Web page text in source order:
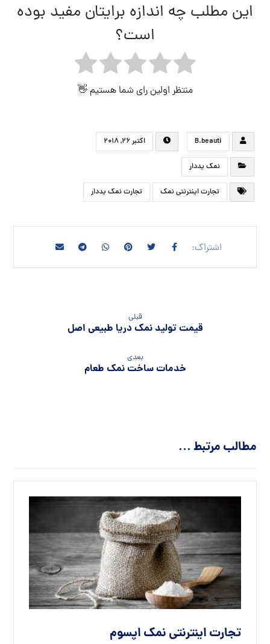
این مطلب چه اندازه برایتان مفید بوده
است؟
منتظر اولین رای شما هستیم 👋
B.beauti اکتبر ۲۶, ۲۰۱۸
نمک یددار
تجارت اینترنتی نمک تجارت نمک یددار
قبلی
قیمت تولید نمک دریا طبیعی اصل
بعدی
خدمات ساخت نمک طعام
مطالب مرتبط ...
تجارت اینترنتی نمک اپسوم